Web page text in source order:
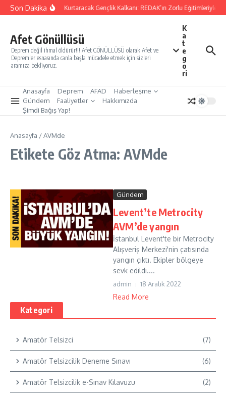
İçeriğe atla
Son DakikaYarınları Kurtaracak Gençlik Kalkanı: REDAK’ın Zorlu Eğitimleriyle
Afet Gönüllüsü
Deprem değil ihmal öldürür!!! Afet GÖNÜLLÜSÜ olarak Afet ve
Depremler esnasında canla başla mücadele etmek için sizleri
aramıza bekliyoruz.
K
a
t
e
g
o
ri
Anasayfa Deprem AFAD
Haberleşme
Gündem
Faaliyetler
Hakkımızda
Şimdi Bağış Yap!
Anasayfa /AVMde
Etikete Göz Atma: AVMde
Gündem
Levent’te Metrocity
AVM’de yangın
İstanbul Levent'te bir Metrocity
Alışveriş Merkezi'nin çatısında
yangın çıktı. Ekipler bölgeye
sevk edildi....
admin 18 Aralık 2022
Read More
Kategori
Amatör Telsizci (7)
Amatör Telsizcilik Deneme Sınavı (6)
Amatör Telsizcilik e-Sınav Kılavuzu (2)